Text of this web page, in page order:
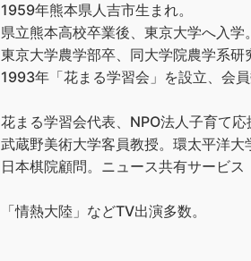
1959年熊本県人吉市生まれ。
県立熊本高校卒業後、東京大学へ入学。
東京大学農学部卒、同大学院農学系研
1993年「花まる学習会」を設立、会
花まる学習会代表、NPO法人子育て
武蔵野美術大学客員教授。環太平洋大
日本棋院顧問。ニュース共有サービ
「情熱大陸」などTV出演多数。